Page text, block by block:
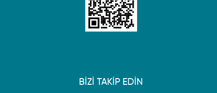
BİZİ TAKİP EDİN